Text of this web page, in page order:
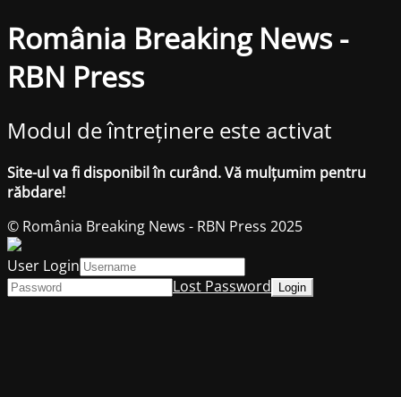
România Breaking News -
RBN Press
Modul de întreținere este activat
Site-ul va fi disponibil în curând. Vă mulțumim pentru
răbdare!
© România Breaking News - RBN Press 2025
User Login
Lost Password